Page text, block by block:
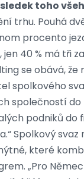
toho
trhu. Pouhá
procento
jen 40 % má tři
se obává,
spolkového
společností
podniků do
Spolkový
které
„Pro